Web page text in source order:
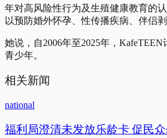
年对高风险性行为及生殖健康教育的
以预防婚外怀孕、性传播疾病、伴侣
她说，自2006年至2025年，KafeTEEN
青少年。
相关新闻
national
福利局澄清未发放乐龄卡 促民